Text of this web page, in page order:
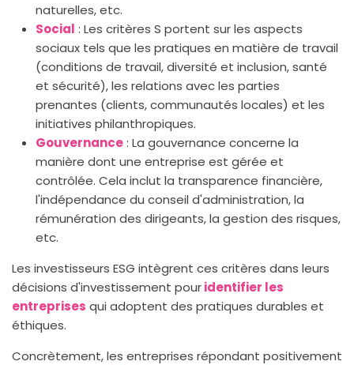
naturelles, etc.
Social : Les critères S portent sur les aspects
sociaux tels que les pratiques en matière de travail
(conditions de travail, diversité et inclusion, santé
et sécurité), les relations avec les parties
prenantes (clients, communautés locales) et les
initiatives philanthropiques.
Gouvernance: La gouvernance concerne la
manière dont une entreprise est gérée et
contrôlée. Cela inclut la transparence financière,
l'indépendance du conseil d'administration, la
rémunération des dirigeants, la gestion des risques,
etc.
Les investisseurs ESG intègrent ces critères dans leurs
décisions d'investissement pouridentifier les
entreprises qui adoptent des pratiques durables et
éthiques.
Concrètement, les entreprises répondant positivement